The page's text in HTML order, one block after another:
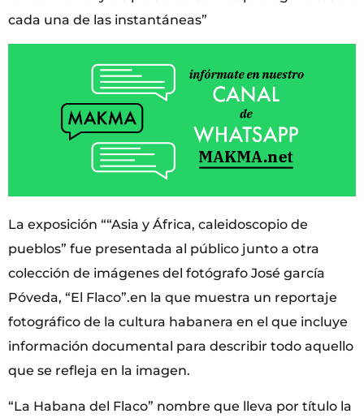
cada una de las instantáneas”
La exposición ““Asia y África, caleidoscopio de
pueblos” fue presentada al público junto a otra
colección de imágenes del fotógrafo José garcía
Póveda, “El Flaco”.en la que muestra un reportaje
fotográfico de la cultura habanera en el que incluye
información documental para describir todo aquello
que se refleja en la imagen.
“La Habana del Flaco” nombre que lleva por título la